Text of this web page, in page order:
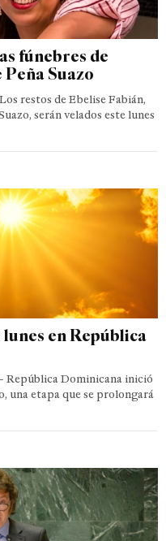
fúnebres de
Peña Suazo
restos de Ebelise Fabián,
serán velados este lunes
en República
Dominicana inició
una etapa que se prolongará